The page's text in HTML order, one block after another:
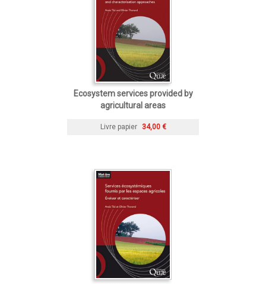
Ecosystem services provided by
agricultural areas
Livre papier 34,00 €